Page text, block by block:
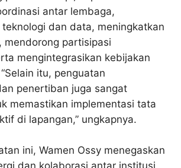
antar lembaga,
dan data, meningkatkan
mendorong partisipasi
mengintegrasikan kebijakan
itu, penguatan
penertiban juga sangat
memastikan implementasi tata
di lapangan,” ungkapnya.
ini, Wamen Ossy menegaskan